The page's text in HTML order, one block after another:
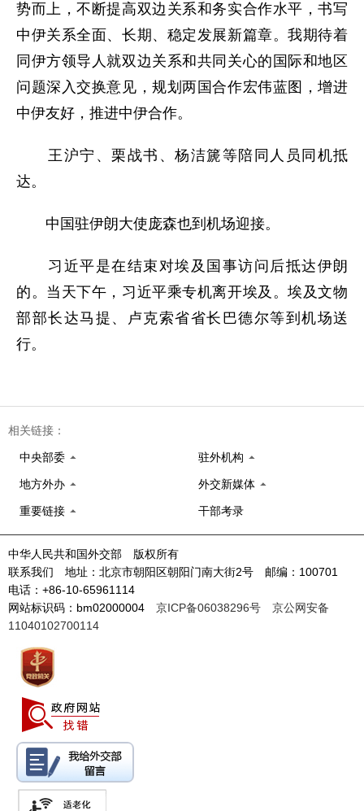
势而上，不断提高双边关系和务实合作水平，书写
中伊关系全面、长期、稳定发展新篇章。我期待着
同伊方领导人就双边关系和共同关心的国际和地区
问题深入交换意见，规划两国合作宏伟蓝图，增进
中伊友好，推进中伊合作。
王沪宁、栗战书、杨洁篪等陪同人员同机抵
达。
中国驻伊朗大使庞森也到机场迎接。
习近平是在结束对埃及国事访问后抵达伊朗
的。当天下午，习近平乘专机离开埃及。埃及文物
部部长达马提、卢克索省省长巴德尔等到机场送
行。
相关链接：
中央部委 驻外机构
地方外办 外交新媒体
重要链接 干部考录
中华人民共和国外交部 版权所有
联系我们 地址：北京市朝阳区朝阳门南大街2号 邮编：100701
电话：+86-10-65961114
网站标识码：bm02000004 京ICP备06038296号
京公网安备
11040102700114